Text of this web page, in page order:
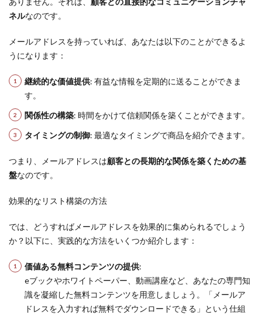
ネルなのです。
メールアドレスを持っていれば、あなたは以下のことができるよ
うになります：
継続的な価値提供: 有益な情報を定期的に送ることができま
す。
関係性の構築: 時間をかけて信頼関係を築くことができます。
タイミングの制御: 最適なタイミングで商品を紹介できます。
つまり、メールアドレスは顧客との長期的な関係を築くための基
盤なのです。
効果的なリスト構築の方法
では、どうすればメールアドレスを効果的に集められるでしょう
か？以下に、実践的な方法をいくつか紹介します：
価値ある無料コンテンツの提供:
eブックやホワイトペーパー、動画講座など、あなたの専門知
識を凝縮した無料コンテンツを用意しましょう。「メールア
ドレスを入力すれば無料でダウンロードできる」という仕組